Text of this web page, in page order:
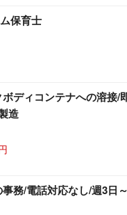
保育士
ボディコンテナへの溶接/
造
務/電話対応なし/週3日